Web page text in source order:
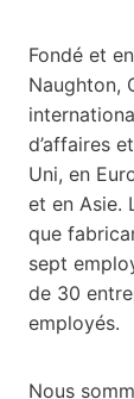
Fondé et
Naughton,
d’affaires
Uni, en
et en Asie.
que
sept
de 30
employés.
Nous